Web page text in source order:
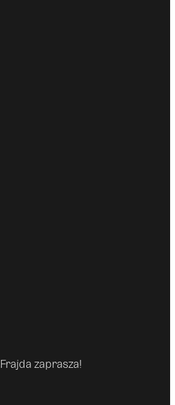
Frajda zaprasza!